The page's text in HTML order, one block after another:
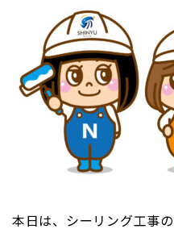
本日は、シーリング工事